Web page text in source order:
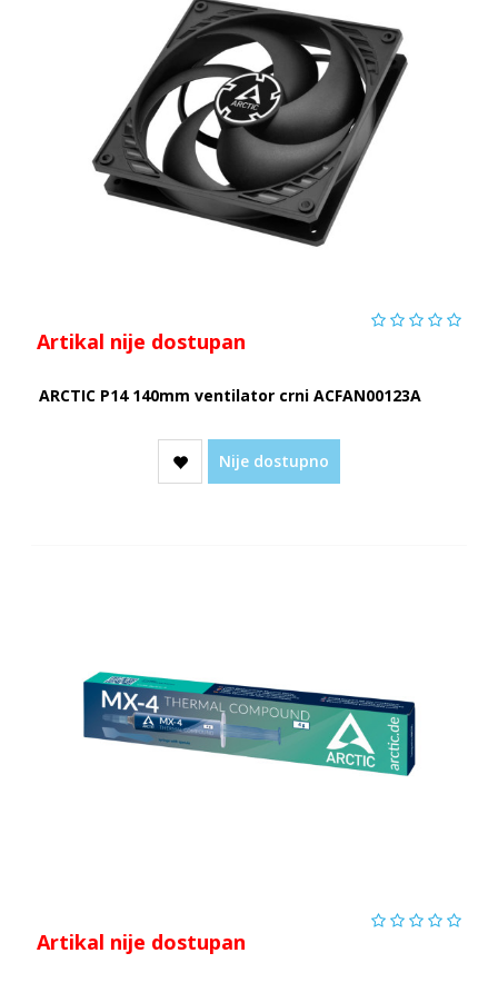
Artikal nije dostupan
ARCTIC P14 140mm ventilator crni ACFAN00123A
Nije dostupno
Artikal nije dostupan